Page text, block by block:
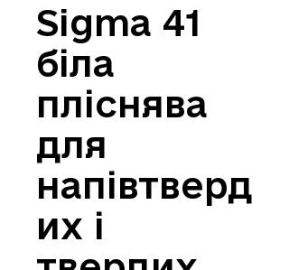
Sigma 41
біла
пліснява
для
напівтверд
их і